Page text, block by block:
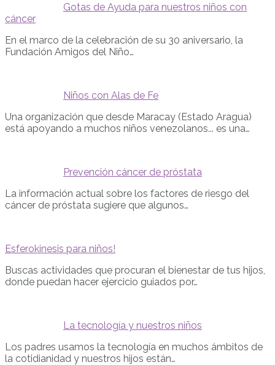
Gotas de Ayuda para nuestros niños con
cáncer
En el marco de la celebración de su 30 aniversario, la
Fundación Amigos del Niño…
Niños con Alas de Fe
Una organización que desde Maracay (Estado Aragua)
está apoyando a muchos niños venezolanos... es una…
Prevención cáncer de próstata
La información actual sobre los factores de riesgo del
cáncer de próstata sugiere que algunos…
Esferokinesis para niños!
Buscas actividades que procuran el bienestar de tus hijos,
donde puedan hacer ejercicio guiados por…
La tecnología y nuestros niños
Los padres usamos la tecnología en muchos ámbitos de
la cotidianidad y nuestros hijos están…